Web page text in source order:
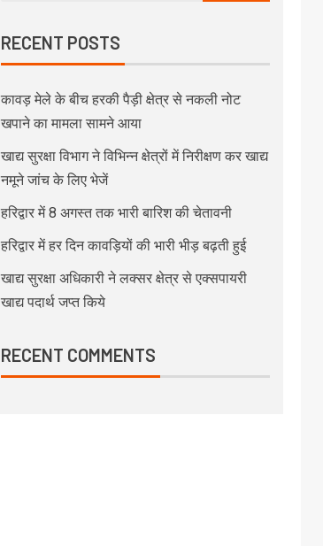
RECENT POSTS
कावड़ मेले के बीच हरकी पैड़ी क्षेत्र से नकली नोट
खपाने का मामला सामने आया
खाद्य सुरक्षा विभाग ने विभिन्न क्षेत्रों में निरीक्षण कर खाद्य
नमूने जांच के लिए भेजें
हरिद्वार में 8 अगस्त तक भारी बारिश की चेतावनी
हरिद्वार में हर दिन कावड़ियों की भारी भीड़ बढ़ती हुई
खाद्य सुरक्षा अधिकारी ने लक्सर क्षेत्र से एक्सपायरी
खाद्य पदार्थ जप्त किये
RECENT COMMENTS